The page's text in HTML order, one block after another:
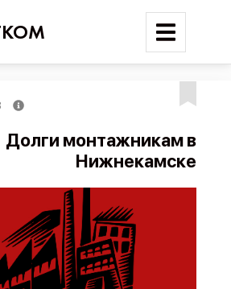
Новости
Карта событий
конфликты
Отчеты
Долги монтажникам в
Нижнекамске